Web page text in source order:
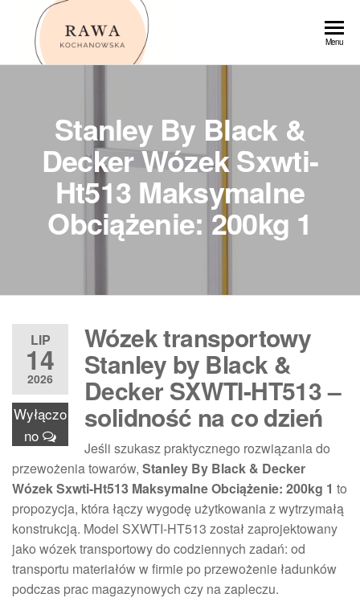
Przejdź
Menu
Stanley By Black &
Decker Wózek Sxwti-
Ht513 Maksymalne
Obciążenie: 200kg 1
LIP
14
2026
Wyłączo
no
Wózek transportowy
Stanley by Black &
Decker SXWTI-HT513 –
solidność na co dzień
Jeśli szukasz praktycznego rozwiązania do
przewożenia towarów, Stanley By Black & Decker
Wózek Sxwti-Ht513 Maksymalne Obciążenie: 200kg 1 to
propozycja, która łączy wygodę użytkowania z wytrzymałą
konstrukcją. Model SXWTI-HT513 został zaprojektowany
jako wózek transportowy do codziennych zadań: od
transportu materiałów w firmie po przewożenie ładunków
podczas prac magazynowych czy na zapleczu.